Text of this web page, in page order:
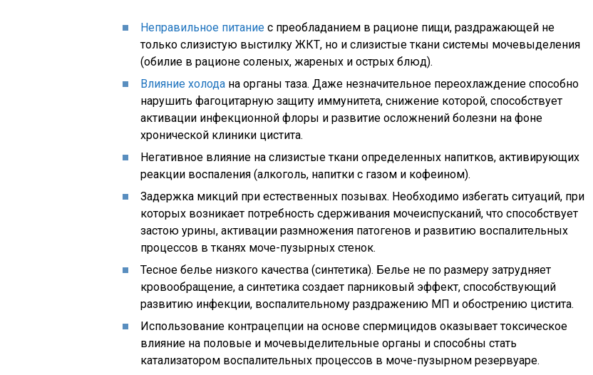
Неправильное питание с преобладанием в рационе пищи, раздражающей не
только слизистую выстилку ЖКТ, но и слизистые ткани системы мочевыделения
(обилие в рационе соленых, жареных и острых блюд).
Влияние холода на органы таза. Даже незначительное переохлаждение способно
нарушить фагоцитарную защиту иммунитета, снижение которой, способствует
активации инфекционной флоры и развитие осложнений болезни на фоне
хронической клиники цистита.
Негативное влияние на слизистые ткани определенных напитков, активирующих
реакции воспаления (алкоголь, напитки с газом и кофеином).
Задержка микций при естественных позывах. Необходимо избегать ситуаций, при
которых возникает потребность сдерживания мочеиспусканий, что способствует
застою урины, активации размножения патогенов и развитию воспалительных
процессов в тканях моче-пузырных стенок.
Тесное белье низкого качества (синтетика). Белье не по размеру затрудняет
кровообращение, а синтетика создает парниковый эффект, способствующий
развитию инфекции, воспалительному раздражению МП и обострению цистита.
Использование контрацепции на основе спермицидов оказывает токсическое
влияние на половые и мочевыделительные органы и способны стать
катализатором воспалительных процессов в моче-пузырном резервуаре.